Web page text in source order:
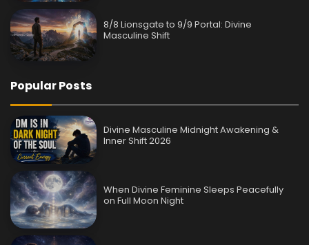
8/8 Lionsgate to 9/9 Portal: Divine
Masculine Shift
Popular Posts
Divine Masculine Midnight Awakening &
Inner Shift 2026
When Divine Feminine Sleeps Peacefully
on Full Moon Night